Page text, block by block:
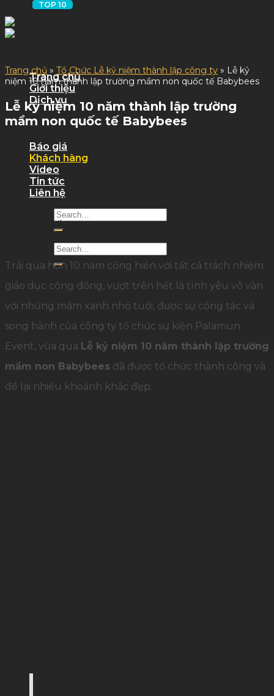
Skip to content
Trang chủ
Giới thiệu
Dịch vụ
Dịch Vụ Sự Kiện
Dịch Vụ Tỉnh
Báo giá
Khách hàng
Video
Tin tức
Liên hệ
Trang chủ » Tổ Chức Lễ kỷ niệm thành lập công ty » Lễ kỷ
niệm 10 năm thành lập trường mầm non quốc tế Babybees
Lễ kỷ niệm 10 năm thành lập trường
mầm non quốc tế Babybees
1930 lượt xem
Trải qua hơn 10 năm cống hiến với tất cả trách nhiệm
giáo dục cộng đồng, vượt trên hết là tình yêu vô vàn
với những mầm xanh nhỏ tuổi, được sự cộng tác và
song hành của công ty tổ chức sự kiện Palamun
Event, vừa qua Lễ kỷ niệm 10 năm thành lập trường
mầm non Babybees đã được tổ chức thành công và
để lại nhiều khoảnh khắc đẹp.